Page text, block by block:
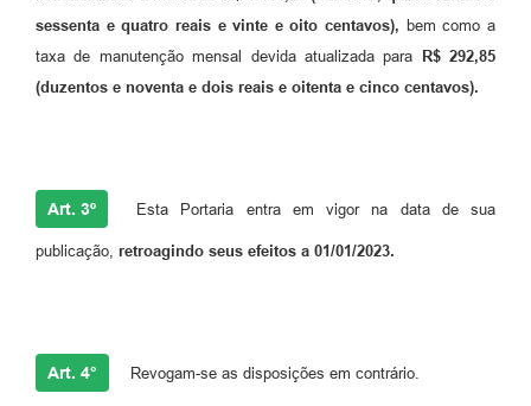
sessenta e quatro reais e vinte e oito centavos), bem como a
taxa de manutenção mensal devida atualizada para R$ 292,85
(duzentos e noventa e dois reais e oitenta e cinco centavos).
Art. 3º Esta Portaria entra em vigor na data de sua
publicação, retroagindo seus efeitos a 01/01/2023.
Art. 4° Revogam-se as disposições em contrário.